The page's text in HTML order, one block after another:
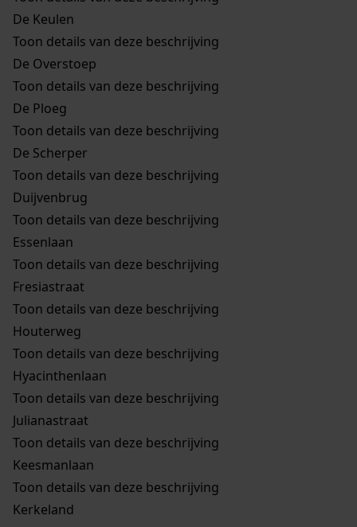
De Keulen
Toon details van deze beschrijving
De Overstoep
Toon details van deze beschrijving
De Ploeg
Toon details van deze beschrijving
De Scherper
Toon details van deze beschrijving
Duijvenbrug
Toon details van deze beschrijving
Essenlaan
Toon details van deze beschrijving
Fresiastraat
Toon details van deze beschrijving
Houterweg
Toon details van deze beschrijving
Hyacinthenlaan
Toon details van deze beschrijving
Julianastraat
Toon details van deze beschrijving
Keesmanlaan
Toon details van deze beschrijving
Kerkeland